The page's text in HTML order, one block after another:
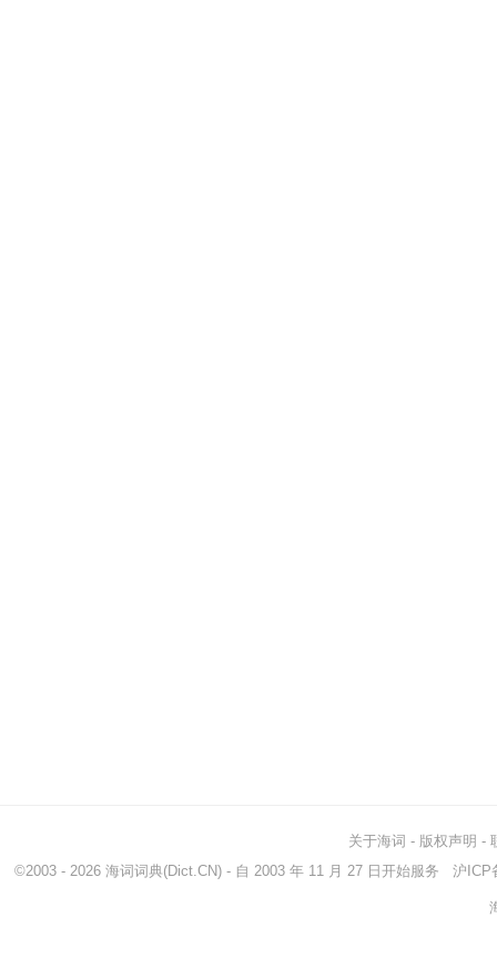
关于海词 - 版权声明 -
©2003 - 2026 海词词典(Dict.CN) - 自 2003 年 11 月 27 日开始服务 沪ICP